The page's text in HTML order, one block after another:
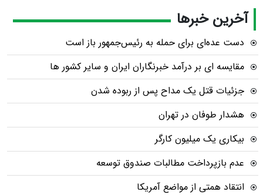
آخرین خبرها
دست عده‌ای برای حمله به رئیس‌جمهور باز است
مقایسه ای بر درآمد خبرنگاران ایران و سایر کشور ها
جزئیات قتل یک مداح پس از ربوده شدن
هشدار طوفان در تهران
بیکاری یک میلیون کارگر
عدم بازپرداخت مطالبات صندوق توسعه
انتقاد همتی از مواضع آمریکا